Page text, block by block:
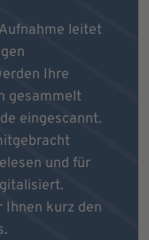
leitet
Ihre
gesammelt
eingescannt.
und für
Ihnen kurz den